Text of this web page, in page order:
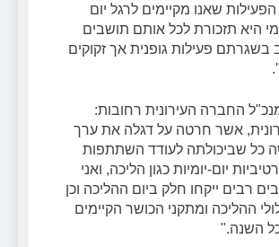
שאנו מקיימים לרגל יום
היא תזכורת לכל אותם תושבים
בשגרתם פעילות גופנית אך זקוקים
החברה העירונית רחובות:
אשר חרטה על דגלה את ערך
כל שביכולתה לעודד השתתפות
יום-יומיות כגון הליכה, ואני
רבים ייקחו חלק ביום ההליכה וכן
ההליכה ומתקני הכושר הקיימים
השנה."